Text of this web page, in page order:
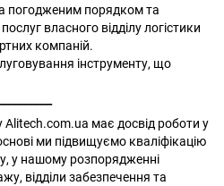
погодженим порядком та
власного відділу логістики
компаній.
інструменту, що
Alitech.com.ua має досвід роботи у
ми підвищуємо кваліфікацію
у нашому розпорядженні
відділи забезпечення та